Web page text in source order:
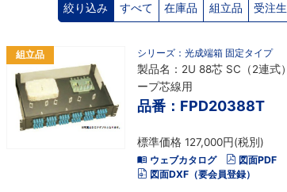
絞り込み すべて 在庫品 組立品 受注
組立品 シリーズ：光成端箱 固定タイプ
製品名：2U 88芯 SC（2連式
ープ芯線用
品番：FPD20388T
標準価格 127,000円(税別)
ウェブカタログ
図面PDF
図面DXF（要会員登録）